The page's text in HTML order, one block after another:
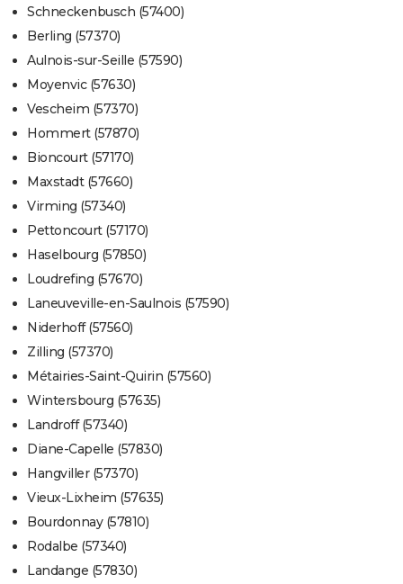
Schneckenbusch (57400)
Berling (57370)
Aulnois-sur-Seille (57590)
Moyenvic (57630)
Vescheim (57370)
Hommert (57870)
Bioncourt (57170)
Maxstadt (57660)
Virming (57340)
Pettoncourt (57170)
Haselbourg (57850)
Loudrefing (57670)
Laneuveville-en-Saulnois (57590)
Niderhoff (57560)
Zilling (57370)
Métairies-Saint-Quirin (57560)
Wintersbourg (57635)
Landroff (57340)
Diane-Capelle (57830)
Hangviller (57370)
Vieux-Lixheim (57635)
Bourdonnay (57810)
Rodalbe (57340)
Landange (57830)